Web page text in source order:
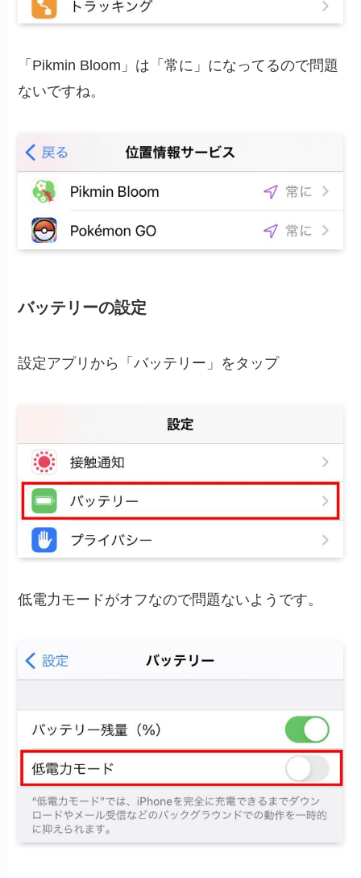
「Pikmin Bloom」は「常に」になってるので問題
ないですね。
バッテリーの設定
設定アプリから「バッテリー」をタップ
低電力モードがオフなので問題ないようです。